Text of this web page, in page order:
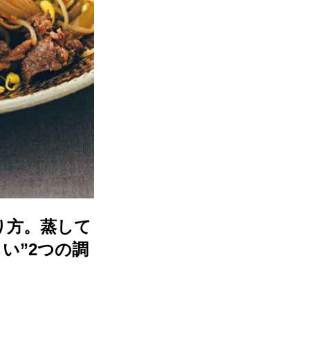
。蒸して
”2つの調